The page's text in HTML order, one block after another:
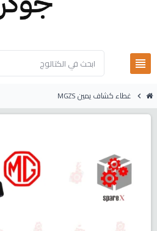
view_headline
chevron_right غطاء كشاف يمين MGZS